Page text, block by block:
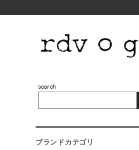
ブランドカテゴリ